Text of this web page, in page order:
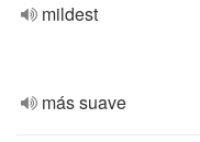
mildest
más suave